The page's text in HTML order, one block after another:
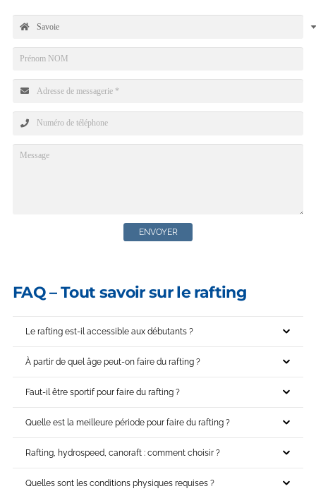
ENVOYER
FAQ – Tout savoir sur le rafting
Le rafting est-il accessible aux débutants ?
À partir de quel âge peut-on faire du rafting ?
Faut-il être sportif pour faire du rafting ?
Quelle est la meilleure période pour faire du rafting ?
Rafting, hydrospeed, canoraft : comment choisir ?
Quelles sont les conditions physiques requises ?